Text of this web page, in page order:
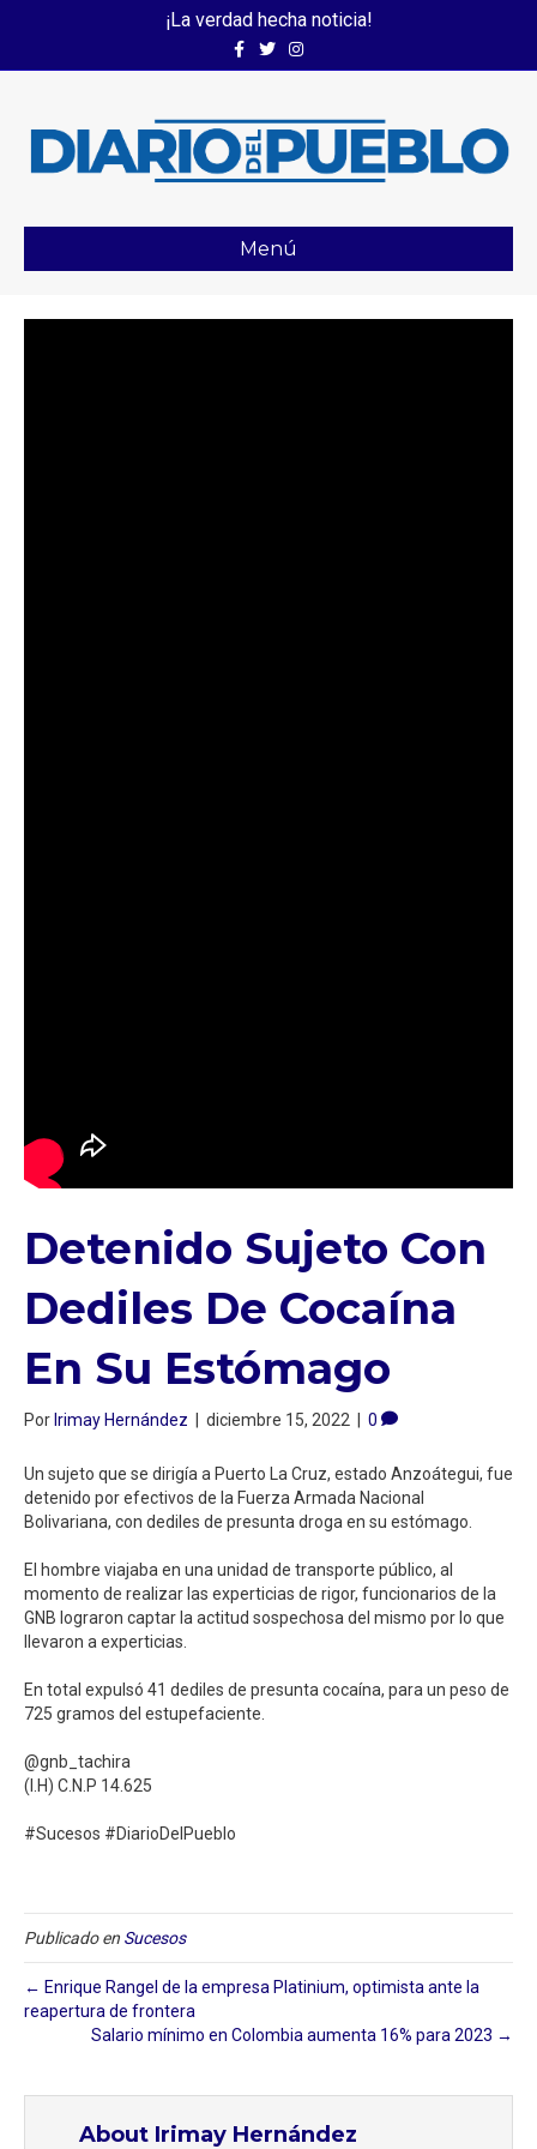
¡La verdad hecha noticia!
FacebookTwitterInstagram
Menú
Detenido Sujeto Con
Dediles De Cocaína
En Su Estómago ⁣
Por Irimay Hernández diciembre 15, 2022 0
Un sujeto que se dirigía a Puerto La Cruz, estado Anzoátegui, fue
detenido por efectivos de la Fuerza Armada Nacional
Bolivariana, con dediles de presunta droga en su estómago. ⁣
El hombre viajaba en una unidad de transporte público, al
momento de realizar las experticias de rigor, funcionarios de la
GNB lograron captar la actitud sospechosa del mismo por lo que
llevaron a experticias. ⁣
En total expulsó 41 dediles de presunta cocaína, para un peso de
725 gramos del estupefaciente. ⁣
@gnb_tachira⁣
(I.H) C.N.P 14.625⁣
#Sucesos #DiarioDelPueblo
Publicado en Sucesos
← Enrique Rangel de la empresa Platinium, optimista ante la
reapertura de frontera
Salario mínimo en Colombia aumenta 16% para 2023 →
About Irimay Hernández